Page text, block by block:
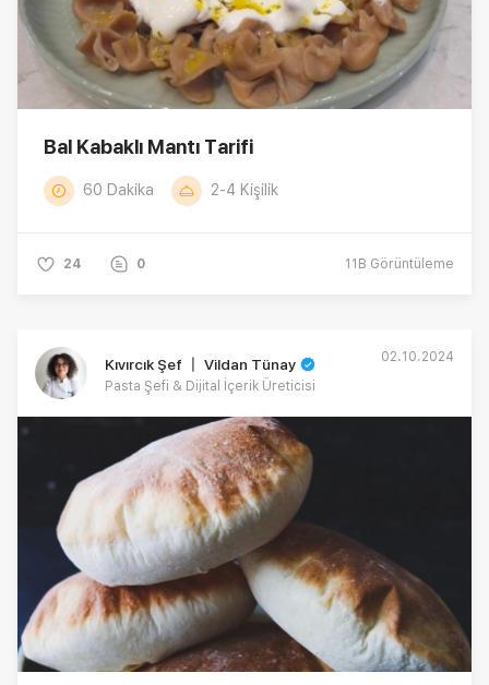
Bal Kabaklı Mantı Tarifi
60 Dakika 2-4 Kişilik
24 0 11B Görüntüleme
Kıvırcık Şef 〡 Vildan Tünay
Pasta Şefi & Dijital İçerik Üreticisi
02.10.2024